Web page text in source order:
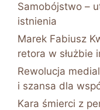
Samobójstwo –
istnienia
Marek Fabiusz
retora w służbie
Rewolucja
i szansa dla
Kara śmierci z